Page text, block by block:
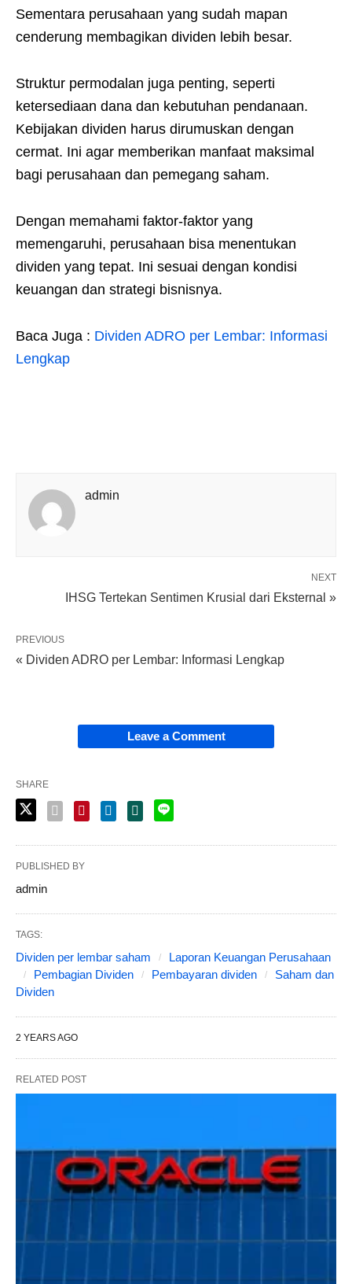
Sementara perusahaan yang sudah mapan
cenderung membagikan dividen lebih besar.
Struktur permodalan juga penting, seperti
ketersediaan dana dan kebutuhan pendanaan.
Kebijakan dividen harus dirumuskan dengan
cermat. Ini agar memberikan manfaat maksimal
bagi perusahaan dan pemegang saham.
Dengan memahami faktor-faktor yang
memengaruhi, perusahaan bisa menentukan
dividen yang tepat. Ini sesuai dengan kondisi
keuangan dan strategi bisnisnya.
Baca Juga : Dividen ADRO per Lembar: Informasi
Lengkap
admin
NEXT
IHSG Tertekan Sentimen Krusial dari Eksternal »
PREVIOUS
« Dividen ADRO per Lembar: Informasi Lengkap
Leave a Comment
SHARE
PUBLISHED BY
admin
TAGS:
Dividen per lembar saham
Laporan Keuangan Perusahaan
Pembagian Dividen
Pembayaran dividen
Saham dan
Dividen
2 YEARS AGO
RELATED POST